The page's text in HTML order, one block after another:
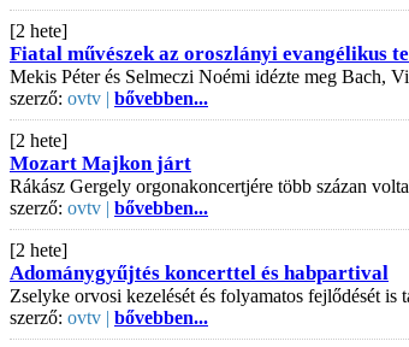
[2 hete]
Fiatal művészek az oroszlányi evangélikus
Mekis Péter és Selmeczi Noémi idézte meg Bach,
szerző: ovtv | bővebben...
[2 hete]
Mozart Majkon járt
Rákász Gergely orgonakoncertjére több százan
szerző: ovtv | bővebben...
[2 hete]
Adománygyűjtés koncerttel és habpartival
Zselyke orvosi kezelését és folyamatos fejlődését is
szerző: ovtv | bővebben...